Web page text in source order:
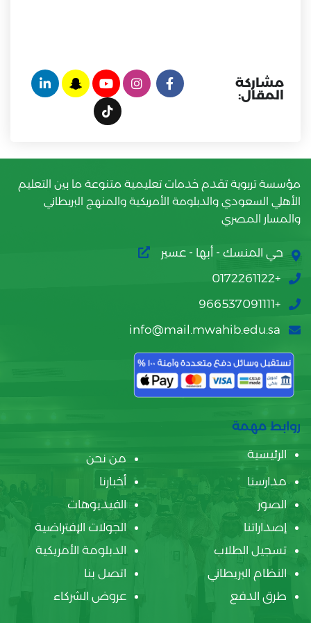
مشاركة
المقال:
مؤسسة تربوية تقدم خدمات تعليمية متنوعة ما بين التعليم
الأهلي السعودي والدبلومة الأمريكية والمنهج البريطاني
والمسار المصري
حي المنسك - أبها - عسير
+0172261122
+966537091111
info@mail.mwahib.edu.sa
روابط مهمة
الرئيسية
من نحن
مدارسنا
أخبارنا
الصور
الفيديوهات
إصداراتنا
الجولات الإفتراضية
تسجيل الطلاب
الدبلومة الأمريكية
النظام البريطاني
اتصل بنا
طرق الدفع
عروض الشركاء